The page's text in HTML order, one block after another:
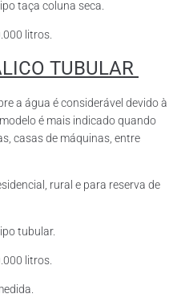
taça coluna seca.
litros.
TUBULAR
a água é considerável devido à
é mais indicado quando
casas de máquinas, entre
rural e para reserva de
tubular.
litros.